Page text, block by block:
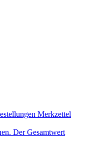
Merkzettel
Der Gesamtwert